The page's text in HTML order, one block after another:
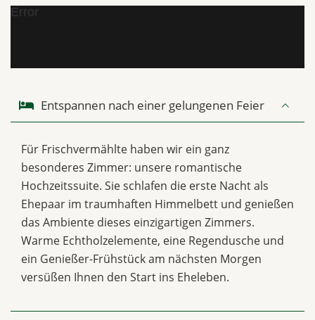
Error
Entspannen nach einer gelungenen Feier
Für Frischvermählte haben wir ein ganz
besonderes Zimmer: unsere romantische
Hochzeitssuite. Sie schlafen die erste Nacht als
Ehepaar im traumhaften Himmelbett und genießen
das Ambiente dieses einzigartigen Zimmers.
Warme Echtholzelemente, eine Regendusche und
ein Genießer-Frühstück am nächsten Morgen
versüßen Ihnen den Start ins Eheleben.